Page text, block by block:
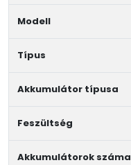
Modell
Típus
Akkumulátor típusa
Feszültség
Akkumulátorok száma